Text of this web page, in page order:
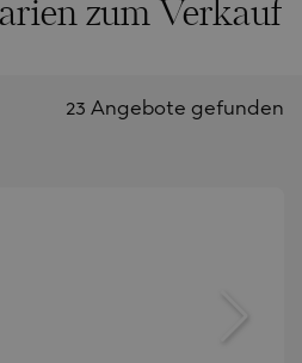
zum Verkauf
23 Angebote gefunden